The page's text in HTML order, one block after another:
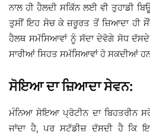
ਨਾਲ ਹੀ ਹੈਲਦੀ ਸਕਿੱਨ ਲਈ ਵੀ ਤੁਹਾਡੀ
ਤੁਸੀਂ ਇਹ ਸੋਚ ਕੇ ਜ਼ਰੂਰਤ ਤੋਂ ਜ਼ਿਆਦਾ ਹੀ
ਹੈਲਥ ਸਮੱਸਿਆਵਾਂ ਨੂੰ ਸੱਦਾ ਦੇਵੋਗੇ ਸੋਧ
ਸਾਰੀਆਂ ਸਿਹਤ ਸਮੱਸਿਆਵਾਂ ਹੋ ਸਕਦੀਆਂ
ਸੋਇਆ ਦਾ ਜ਼ਿਆਦਾ ਸੇਵਨ:
ਮੰਨਿਆ ਸੋਇਆ ਪ੍ਰੋਟੀਨ ਦਾ ਬਿਹਤਰੀਨ
ਜਾਂਦਾ ਹੈ, ਪਰ ਸਟੱਡੀਜ਼ ਦੱਸਦੀ ਹੈ ਕਿ